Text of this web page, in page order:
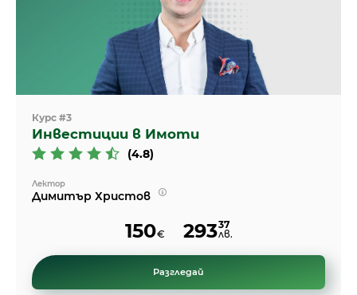
Курс #3
Инвестиции в Имоти
(4.8)
Лектор
Димитър Христов
Разгледай
29337
лв.
150€